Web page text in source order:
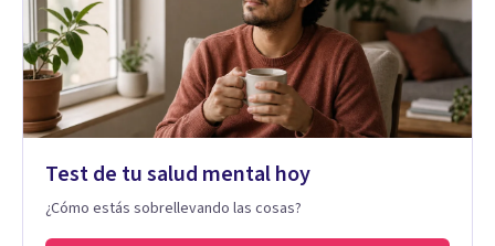
Test de tu salud mental hoy
¿Cómo estás sobrellevando las cosas?